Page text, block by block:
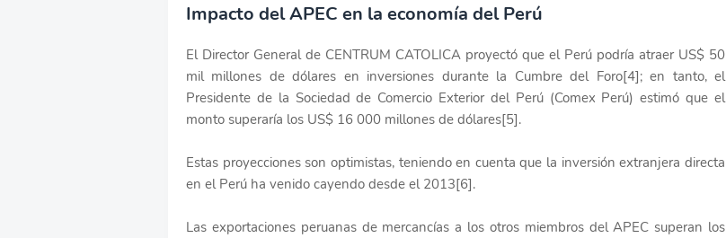
Impacto del APEC en la economía del Perú
El Director General de CENTRUM CATOLICA proyectó que el Perú podría atraer US$ 50
mil millones de dólares en inversiones durante la Cumbre del Foro[4]; en tanto, el
Presidente de la Sociedad de Comercio Exterior del Perú (Comex Perú) estimó que el
monto superaría los US$ 16 000 millones de dólares[5].
Estas proyecciones son optimistas, teniendo en cuenta que la inversión extranjera directa
en el Perú ha venido cayendo desde el 2013[6].
Las exportaciones peruanas de mercancías a los otros miembros del APEC superan los